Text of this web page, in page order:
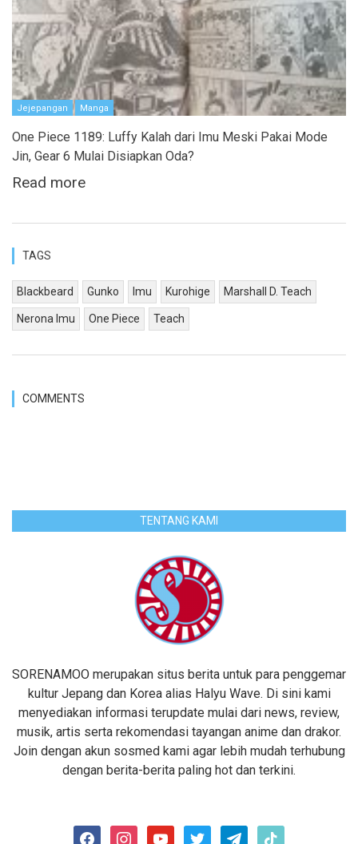
Jejepangan Manga
One Piece 1189: Luffy Kalah dari Imu Meski Pakai Mode
Jin, Gear 6 Mulai Disiapkan Oda?
Read more
TAGS
Blackbeard Gunko Imu Kurohige Marshall D. Teach
Nerona Imu One Piece Teach
COMMENTS
TENTANG KAMI
SORENAMOO merupakan situs berita untuk para penggemar
kultur Jepang dan Korea alias Halyu Wave. Di sini kami
menyediakan informasi terupdate mulai dari news, review,
musik, artis serta rekomendasi tayangan anime dan drakor.
Join dengan akun sosmed kami agar lebih mudah terhubung
dengan berita-berita paling hot dan terkini.
facebookinstagramyoutubetwitter telegramtiktok